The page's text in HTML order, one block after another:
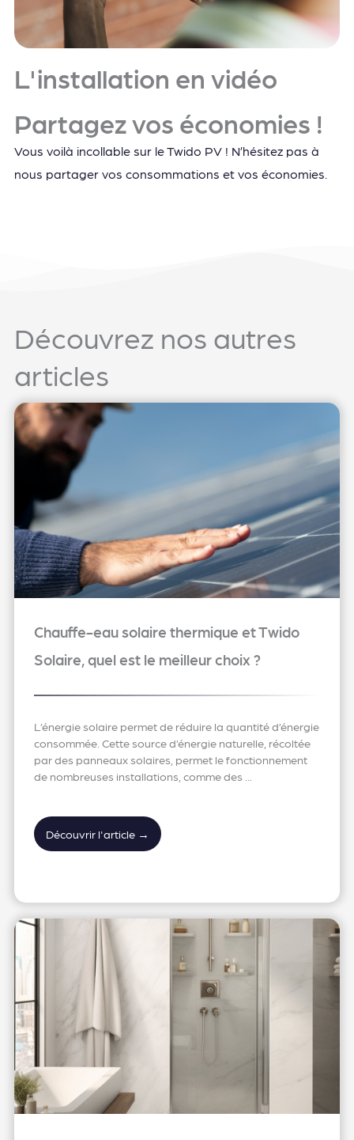
L'installation en vidéo
Partagez vos économies !
Vous voilà incollable sur le Twido PV ! N’hésitez pas à
nous partager vos consommations et vos économies.
Découvrez nos autres
articles
Chauffe-eau solaire thermique et Twido
Solaire, quel est le meilleur choix ?
L’énergie solaire permet de réduire la quantité d’énergie
consommée. Cette source d’énergie naturelle, récoltée
par des panneaux solaires, permet le fonctionnement
de nombreuses installations, comme des ...
Découvrir l'article →